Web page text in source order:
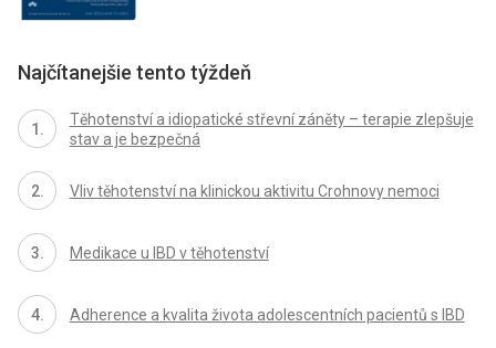
Najčítanejšie tento týždeň
Těhotenství a idiopatické střevní záněty – terapie zlepšuje
stav a je bezpečná
Vliv těhotenství na klinickou aktivitu Crohnovy nemoci
Medikace u IBD v těhotenství
Adherence a kvalita života adolescentních pacientů s IBD